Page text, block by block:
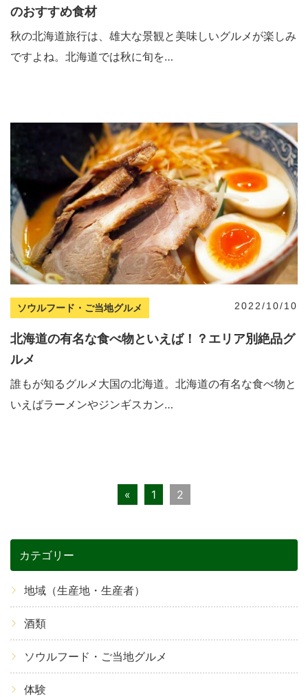
のおすすめ食材
秋の北海道旅行は、雄大な景観と美味しいグルメが楽しみ
ですよね。北海道では秋に旬を…
ソウルフード・ご当地グルメ 2022/10/10
北海道の有名な食べ物といえば！？エリア別絶品グ
ルメ
誰もが知るグルメ大国の北海道。北海道の有名な食べ物と
いえばラーメンやジンギスカン…
« 1 2
カテゴリー
地域（生産地・生産者）
酒類
ソウルフード・ご当地グルメ
体験